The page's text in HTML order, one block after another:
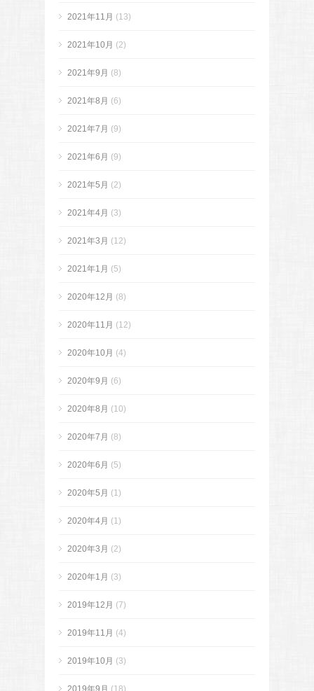
2021年11月 (13)
2021年10月 (2)
2021年9月 (8)
2021年8月 (6)
2021年7月 (9)
2021年6月 (9)
2021年5月 (2)
2021年4月 (3)
2021年3月 (12)
2021年1月 (5)
2020年12月 (8)
2020年11月 (12)
2020年10月 (4)
2020年9月 (6)
2020年8月 (10)
2020年7月 (8)
2020年6月 (5)
2020年5月 (1)
2020年4月 (1)
2020年3月 (2)
2020年1月 (3)
2019年12月 (7)
2019年11月 (4)
2019年10月 (3)
2019年9月 (18)